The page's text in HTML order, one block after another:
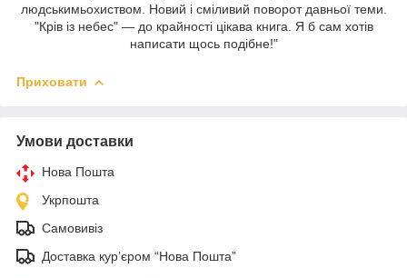
людськимьохиством. Новий і сміливий поворот давньої теми.
"Крів із небес" — до крайності цікава книга. Я б сам хотів
написати щось подібне!"
Приховати
Умови доставки
Нова Пошта
Укрпошта
Самовивіз
Доставка кур’єром “Нова Пошта”